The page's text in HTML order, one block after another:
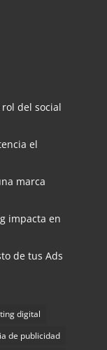
del social
el
marca
impacta en
de tus Ads
digital
de publicidad